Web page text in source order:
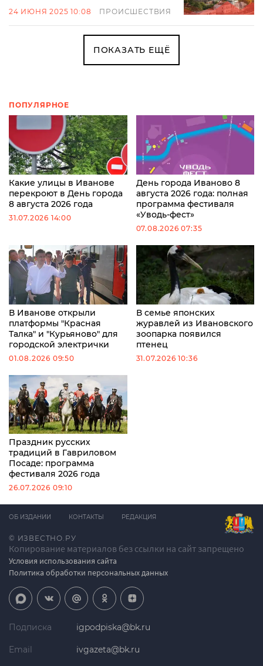
24 ИЮНЯ 2025 10:08 ПРОИСШЕСТВИЯ
ПОКАЗАТЬ ЕЩЁ
ПОПУЛЯРНОЕ
Какие улицы в Иванове
перекроют в День города
8 августа 2026 года
31.07.2026 14:00
День города Иваново 8
августа 2026 года: полная
программа фестиваля
«Уводь-фест»
07.08.2026 07:35
В Иванове открыли
платформы "Красная
Талка" и "Курьяново" для
городской электрички
01.08.2026 09:50
В семье японских
журавлей из Ивановского
зоопарка появился
птенец
31.07.2026 10:36
Праздник русских
традиций в Гавриловом
Посаде: программа
фестиваля 2026 года
26.07.2026 09:10
© ИЗВЕСТНО.РУ
Копирование материалов без ссылки на сайт запрещено
Условия использования сайта
Политика обработки персональных данных
ОБ ИЗДАНИИ КОНТАКТЫ РЕДАКЦИЯ
Подписка igpodpiska@bk.ru
Email ivgazeta@bk.ru